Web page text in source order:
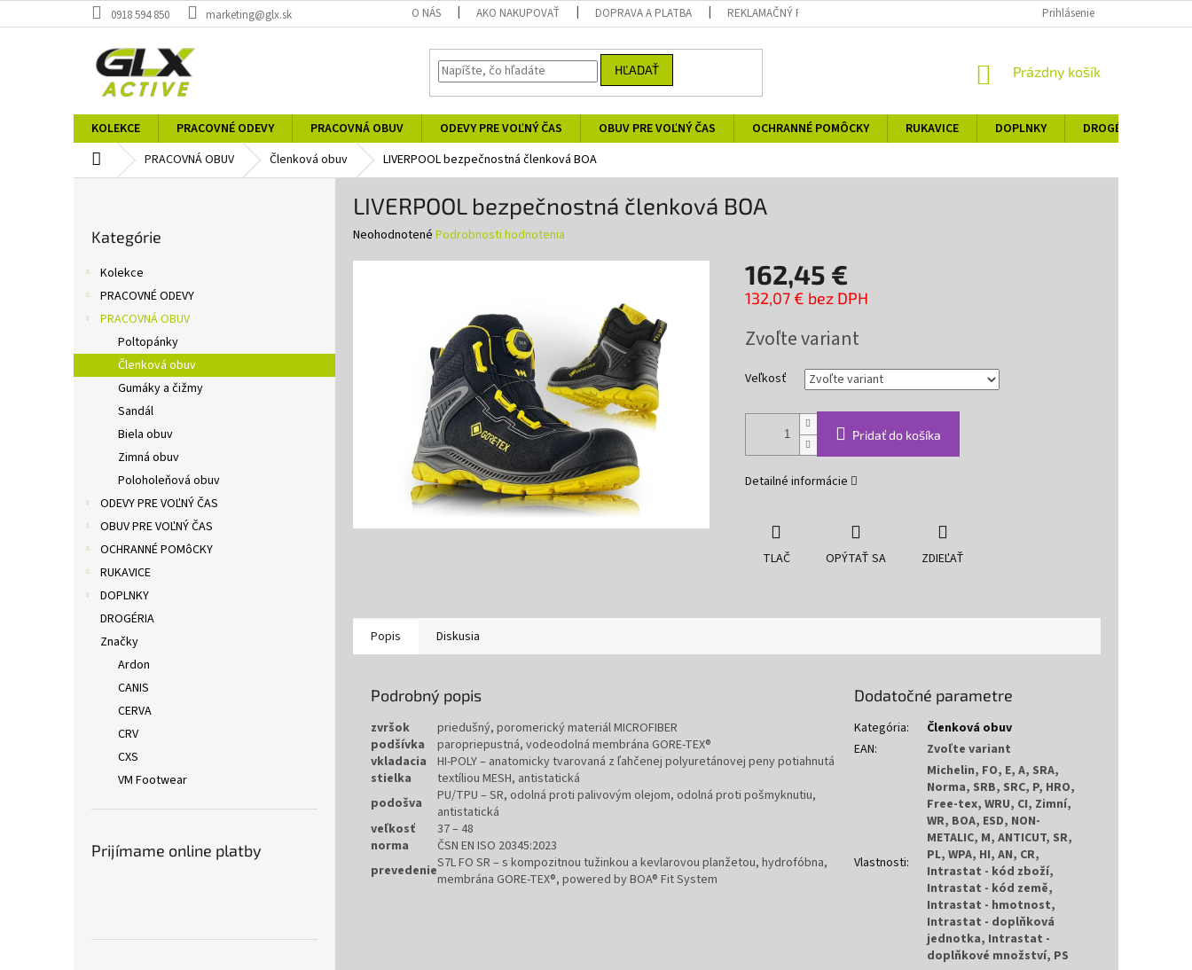
na
0918 594 850 marketing@glx.sk O NÁS AKO NAKUPOVAŤ DOPRAVA A PLATBA REKLAMAČNÝ PORIADOK PODMIENKY OCHRANY
Prihlásenie
HĽADAŤ
NÁKUPNÝ
Prázdny košík
KOLEKCE PRACOVNÉ ODEVY PRACOVNÁ OBUV ODEVY PRE VOĽNÝ ČAS OBUV PRE VOĽNÝ ČAS OCHRANNÉ POMÔCKY RUKAVICE DOPLNKY DROGÉRIA
DomovPRACOVNÁ OBUV Členková obuv LIVERPOOL bezpečnostná členková BOA
kategórie
Kategórie
Kolekce
PRACOVNÉ ODEVY
PRACOVNÁ OBUV
Poltopánky
Členková obuv
Gumáky a čižmy
Sandál
Biela obuv
Zimná obuv
Poloholeňová obuv
ODEVY PRE VOĽNÝ ČAS
OBUV PRE VOĽNÝ ČAS
OCHRANNÉ POMôCKY
RUKAVICE
DOPLNKY
DROGÉRIA
Značky
Ardon
CANIS
CERVA
CRV
CXS
VM Footwear
Prijímame online platby
LIVERPOOL bezpečnostná členková BOA
Priemerné
Neohodnotené Podrobnosti hodnotenia
162,45 €
132,07 € bez DPH
cena:
Zvoľte variant
Veľkosť
Pridať do košíka
Detailné informácie
TLAČ OPÝTAŤ SA ZDIEĽAŤ
Popis Diskusia
Podrobný popis
zvršok
priedušný, poromerický materiál MICROFIBER
podšívka
paropriepustná, vodeodolná membrána GORE-TEX®
vkladacia
stielka
HI-POLY – anatomicky tvarovaná z ľahčenej polyuretánovej peny potiahnutá
textíliou MESH, antistatická
podošva
PU/TPU – SR, odolná proti palivovým olejom, odolná proti pošmyknutiu,
antistatická
veľkosť
37 – 48
norma
ČSN EN ISO 20345:2023
prevedenieS7L FO SR – s kompozitnou tužinkou a kevlarovou planžetou, hydrofóbna,
membrána GORE-TEX®, powered by BOA® Fit System
Dodatočné parametre
Kategória:
Členková obuv
EAN: Zvoľte variant
Vlastnosti:
Michelin, FO, E, A, SRA,
Norma, SRB, SRC, P, HRO,
Free-tex, WRU, CI, Zimní,
WR, BOA, ESD, NON-
METALIC, M, ANTICUT, SR,
PL, WPA, HI, AN, CR,
Intrastat - kód zboží,
Intrastat - kód země,
Intrastat - hmotnost,
Intrastat - doplňková
jednotka, Intrastat -
doplňkové množství, PS